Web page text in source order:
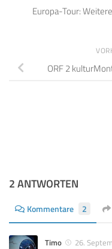
Europa-Tour:
ORF 2
2 ANTWORTEN
Kommentare 2
Timo
26.